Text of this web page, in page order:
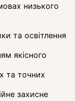
низького
та освітлення
якісного
та точних
захисне